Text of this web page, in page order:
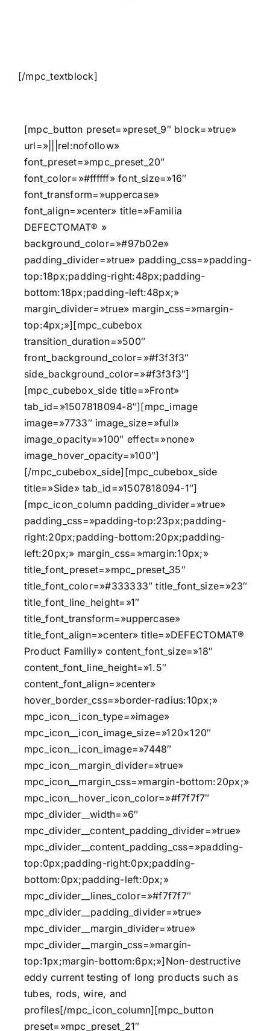
[/mpc_textblock]
[mpc_button preset=»preset_9″ block=»true»
url=»|||rel:nofollow»
font_preset=»mpc_preset_20″
font_color=»#ffffff» font_size=»16″
font_transform=»uppercase»
font_align=»center» title=»Familia
DEFECTOMAT® »
background_color=»#97b02e»
padding_divider=»true» padding_css=»padding-
top:18px;padding-right:48px;padding-
bottom:18px;padding-left:48px;»
margin_divider=»true» margin_css=»margin-
top:4px;»][mpc_cubebox
transition_duration=»500″
front_background_color=»#f3f3f3″
side_background_color=»#f3f3f3″]
[mpc_cubebox_side title=»Front»
tab_id=»1507818094-8″][mpc_image
image=»7733″ image_size=»full»
image_opacity=»100″ effect=»none»
image_hover_opacity=»100″]
[/mpc_cubebox_side][mpc_cubebox_side
title=»Side» tab_id=»1507818094-1″]
[mpc_icon_column padding_divider=»true»
padding_css=»padding-top:23px;padding-
right:20px;padding-bottom:20px;padding-
left:20px;» margin_css=»margin:10px;»
title_font_preset=»mpc_preset_35″
title_font_color=»#333333″ title_font_size=»23″
title_font_line_height=»1″
title_font_transform=»uppercase»
title_font_align=»center» title=»DEFECTOMAT®
Product Familiy» content_font_size=»18″
content_font_line_height=»1.5″
content_font_align=»center»
hover_border_css=»border-radius:10px;»
mpc_icon__icon_type=»image»
mpc_icon__icon_image_size=»120×120″
mpc_icon__icon_image=»7448″
mpc_icon__margin_divider=»true»
mpc_icon__margin_css=»margin-bottom:20px;»
mpc_icon__hover_icon_color=»#f7f7f7″
mpc_divider__width=»6″
mpc_divider__content_padding_divider=»true»
mpc_divider__content_padding_css=»padding-
top:0px;padding-right:0px;padding-
bottom:0px;padding-left:0px;»
mpc_divider__lines_color=»#f7f7f7″
mpc_divider__padding_divider=»true»
mpc_divider__margin_divider=»true»
mpc_divider__margin_css=»margin-
top:1px;margin-bottom:6px;»]Non-destructive
eddy current testing of long products such as
tubes, rods, wire, and
profiles[/mpc_icon_column][mpc_button
preset=»mpc_preset_21″